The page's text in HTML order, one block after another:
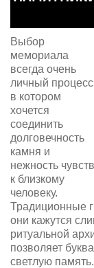
Выбор
мемориала
всегда очень
личный
в котором
хочется
соединить
долговечность
камня и
нежность чувств
к близкому
человеку.
Традиционные
они кажутся
ритуальной
позволяет
светлую